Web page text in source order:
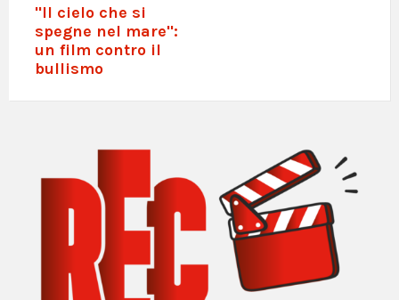
"Il cielo che si
spegne nel mare":
un film contro il
bullismo